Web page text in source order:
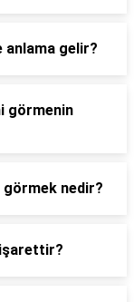
anlama gelir?
görmenin
görmek nedir?
işarettir?